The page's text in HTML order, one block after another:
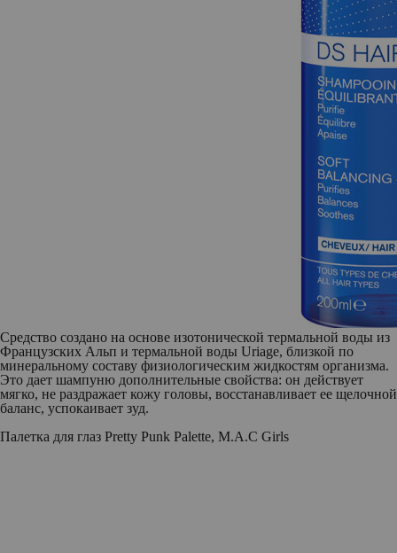
Средство создано на основе изотонической термальной воды из
Французских Альп и термальной воды Uriage, близкой по
минеральному составу физиологическим жидкостям организма.
Это дает шампуню дополнительные свойства: он действует
мягко, не раздражает кожу головы, восстанавливает ее щелочной
баланс, успокаивает зуд.
Палетка для глаз Pretty Punk Palette, M.A.C Girls